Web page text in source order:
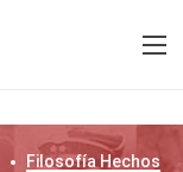
Filosofía Hechos